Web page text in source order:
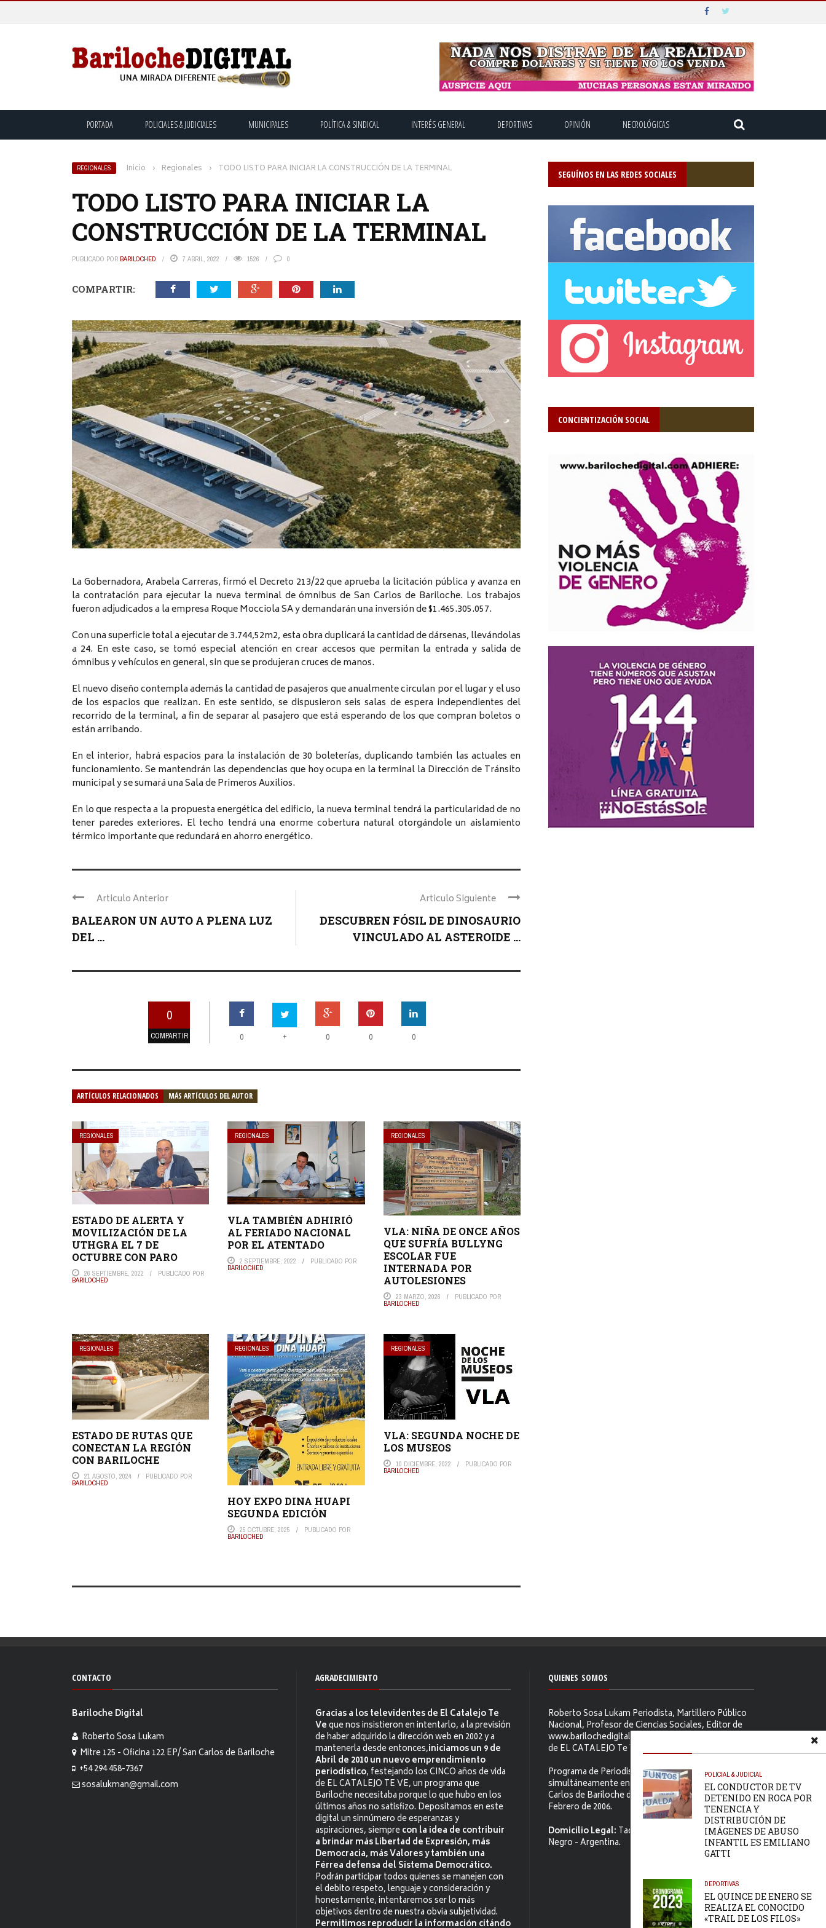
PORTADA POLICIALES & JUDICIALES MUNICIPALES POLÍTICA & SINDICAL INTERÉS GENERAL DEPORTIVAS OPINIÓN NECROLÓGICAS
REGIONALES Inicio › Regionales › TODO LISTO PARA INICIAR LA CONSTRUCCIÓN DE LA TERMINAL
TODO LISTO PARA INICIAR LA
CONSTRUCCIÓN DE LA TERMINAL
PUBLICADO POR BARILOCHED 7 ABRIL, 2022 1526 0
COMPARTIR:
La Gobernadora, Arabela Carreras, firmó el Decreto 213/22 que aprueba la licitación pública y avanza en
la contratación para ejecutar la nueva terminal de ómnibus de San Carlos de Bariloche. Los trabajos
fueron adjudicados a la empresa Roque Mocciola SA y demandarán una inversión de $1.465.305.057.
Con una superficie total a ejecutar de 3.744,52m2, esta obra duplicará la cantidad de dársenas, llevándolas
a 24. En este caso, se tomó especial atención en crear accesos que permitan la entrada y salida de
ómnibus y vehículos en general, sin que se produjeran cruces de manos.
El nuevo diseño contempla además la cantidad de pasajeros que anualmente circulan por el lugar y el uso
de los espacios que realizan. En este sentido, se dispusieron seis salas de espera independientes del
recorrido de la terminal, a fin de separar al pasajero que está esperando de los que compran boletos o
están arribando.
En el interior, habrá espacios para la instalación de 30 boleterías, duplicando también las actuales en
funcionamiento. Se mantendrán las dependencias que hoy ocupa en la terminal la Dirección de Tránsito
municipal y se sumará una Sala de Primeros Auxilios.
En lo que respecta a la propuesta energética del edificio, la nueva terminal tendrá la particularidad de no
tener paredes exteriores. El techo tendrá una enorme cobertura natural otorgándole un aislamiento
térmico importante que redundará en ahorro energético.
Articulo Anterior
BALEARON UN AUTO A PLENA LUZ
DEL ...
Articulo Siguiente
DESCUBREN FÓSIL DE DINOSAURIO
VINCULADO AL ASTEROIDE ...
0
COMPARTIR 0 + 0 0 0
ARTÍCULOS RELACIONADOS MÁS ARTÍCULOS DEL AUTOR
REGIONALES
ESTADO DE ALERTA Y
MOVILIZACIÓN DE LA
UTHGRA EL 7 DE
OCTUBRE CON PARO
26 SEPTIEMBRE, 2022 PUBLICADO POR
BARILOCHED
REGIONALES
VLA TAMBIÉN ADHIRIÓ
AL FERIADO NACIONAL
POR EL ATENTADO
2 SEPTIEMBRE, 2022 PUBLICADO POR
BARILOCHED
REGIONALES
VLA: NIÑA DE ONCE AÑOS
QUE SUFRÍA BULLYNG
ESCOLAR FUE
INTERNADA POR
AUTOLESIONES
23 MARZO, 2026 PUBLICADO POR
BARILOCHED
REGIONALES
ESTADO DE RUTAS QUE
CONECTAN LA REGIÓN
CON BARILOCHE
21 AGOSTO, 2024 PUBLICADO POR
BARILOCHED
REGIONALES
HOY EXPO DINA HUAPI
SEGUNDA EDICIÓN
25 OCTUBRE, 2025 PUBLICADO POR
BARILOCHED
REGIONALES
VLA: SEGUNDA NOCHE DE
LOS MUSEOS
10 DICIEMBRE, 2022 PUBLICADO POR
BARILOCHED
POLICIAL & JUDICIAL
EL CONDUCTOR DE TV
DETENIDO EN ROCA POR
TENENCIA Y
DISTRIBUCIÓN DE
IMÁGENES DE ABUSO
INFANTIL ES EMILIANO
GATTI
DEPORTIVAS
EL QUINCE DE ENERO SE
REALIZA EL CONOCIDO
«TRAIL DE LOS FILOS»
SEGUÍNOS EN LAS REDES SOCIALES
CONCIENTIZACIÓN SOCIAL
CONTACTO
Bariloche Digital
Roberto Sosa Lukam
Mitre 125 - Oficina 122 EP/ San Carlos de Bariloche
+54 294 458-7367
sosalukman@gmail.com
AGRADECIMIENTO
Gracias a los televidentes de El Catalejo Te
Veque nos insistieron en intentarlo, a la previsión
de haber adquirido la dirección web en 2002 y a
mantenerla desde entonces,iniciamos un 9 de
Abril de 2010 un nuevo emprendimiento
periodístico, festejando los CINCO años de vida
de EL CATALEJO TE VE, un programa que
Bariloche necesitaba porque lo que hubo en los
últimos años no satisfizo. Depositamos en este
digital un sinnúmero de esperanzas y
aspiraciones, siemprecon la idea de contribuir
a brindar más Libertad de Expresión, más
Democracia, más Valores y también una
Férrea defensa del Sistema Democrático.
Podrán participar todos quienes se manejen con
el debito respeto, lenguaje y consideración y
honestamente, intentaremos ser lo más
objetivos dentro de nuestra obvia subjetividad.
Permitimos reproducir la información citándo
QUIENES SOMOS
Roberto Sosa Lukam Periodista, Martillero Público
Nacional, Profesor de Ciencias Sociales, Editor de
www.barilochedigital.com y Conductor y Productor
de EL CATALEJO Te Ve.
Programa de Periodismo Político que se difunde
simultáneamente en ambos Video-cables de San
Carlos de Bariloche desde el primer jueves de
Febrero de 2006.
Domicilio Legal: Tacuarí 52. S.C. de Bariloche, Río
Negro - Argentina.